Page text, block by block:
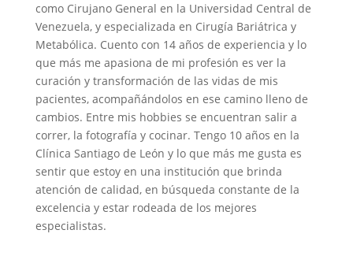
como Cirujano General en la Universidad Central de
Venezuela, y especializada en Cirugía Bariátrica y
Metabólica. Cuento con 14 años de experiencia y lo
que más me apasiona de mi profesión es ver la
curación y transformación de las vidas de mis
pacientes, acompañándolos en ese camino lleno de
cambios. Entre mis hobbies se encuentran salir a
correr, la fotografía y cocinar. Tengo 10 años en la
Clínica Santiago de León y lo que más me gusta es
sentir que estoy en una institución que brinda
atención de calidad, en búsqueda constante de la
excelencia y estar rodeada de los mejores
especialistas.